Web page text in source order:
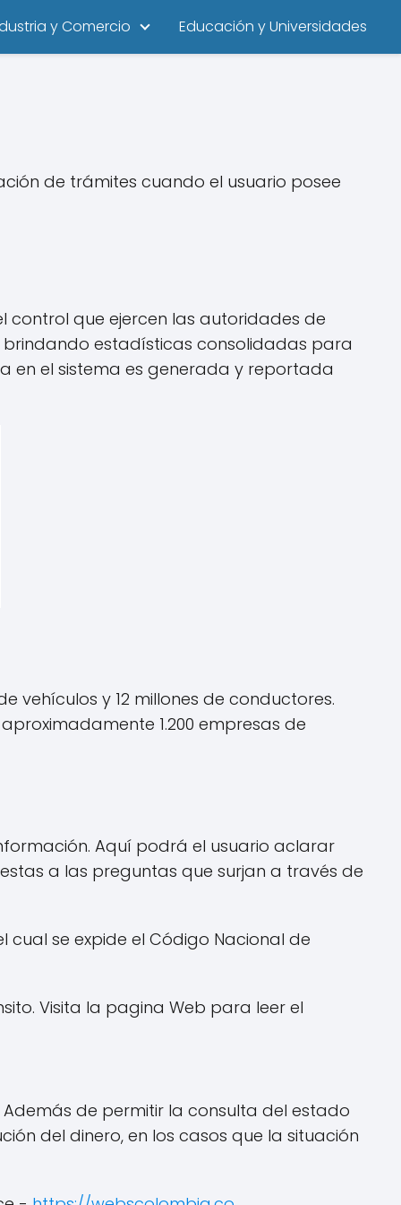
y Comercio Educación y Universidades
de trámites cuando el usuario posee
que ejercen las autoridades de
estadísticas consolidadas para
en el sistema es generada y reportada
vehículos y 12 millones de conductores.
1.200 empresas de
Aquí podrá el usuario aclarar
a las preguntas que surjan a través de
cual se expide el Código Nacional de
Visita la pagina Web para leer el
de permitir la consulta del estado
del dinero, en los casos que la situación